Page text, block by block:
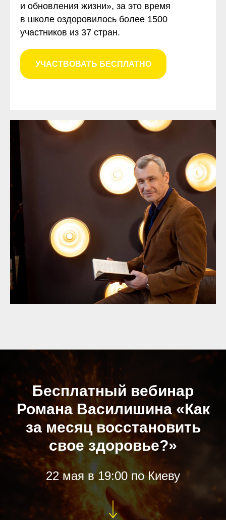
и обновления жизни», за это время
в школе оздоровилось более 1500
участников из 37 стран.
УЧАСТВОВАТЬ БЕСПЛАТНО
Бесплатный вебинар
Романа Василишина «Как
за месяц восстановить
свое здоровье?»
22 мая в 19:00 по Киеву